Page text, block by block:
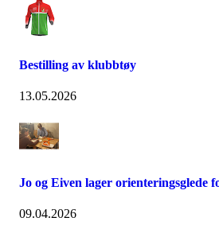
Bestilling av klubbtøy
13.05.2026
Jo og Eiven lager orienteringsglede
09.04.2026